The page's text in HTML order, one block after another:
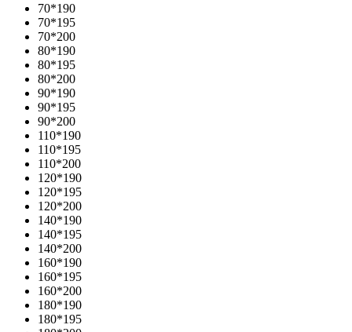
70*190
70*195
70*200
80*190
80*195
80*200
90*190
90*195
90*200
110*190
110*195
110*200
120*190
120*195
120*200
140*190
140*195
140*200
160*190
160*195
160*200
180*190
180*195